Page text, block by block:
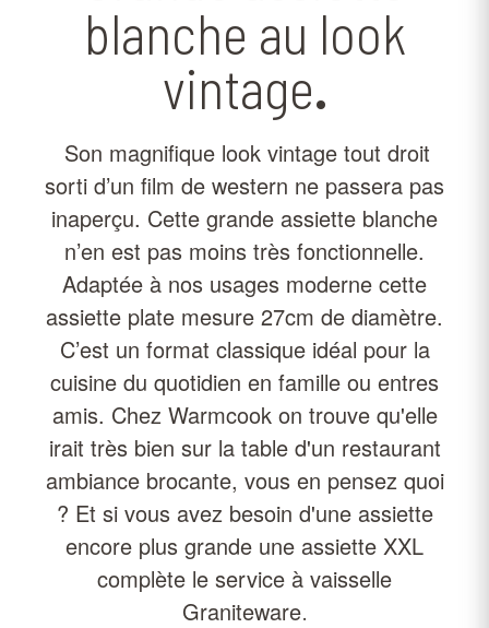
blanche au look
vintage.
Son magnifique look vintage tout droit
sorti d’un film de western ne passera pas
inaperçu. Cette grande assiette blanche
n’en est pas moins très fonctionnelle.
Adaptée à nos usages moderne cette
assiette plate mesure 27cm de diamètre.
C’est un format classique idéal pour la
cuisine du quotidien en famille ou entres
amis. Chez Warmcook on trouve qu'elle
irait très bien sur la table d'un restaurant
ambiance brocante, vous en pensez quoi
? Et si vous avez besoin d'une assiette
encore plus grande une assiette XXL
complète le service à vaisselle
Graniteware.